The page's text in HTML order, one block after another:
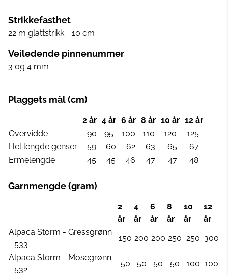
Strikkefasthet
22 m glattstrikk = 10 cm
Veiledende pinnenummer
3 og 4 mm
Plaggets mål (cm)
2 år 4 år 6 år 8 år 10 år 12 år
Overvidde
90 95 100 110 120
125
Hel lengde genser
59 60 62 63 65
67
Ermelengde
45 45 46 47 47 48
Garnmengde (gram)
2
år
4
år
6
år
8
år
10
år
12
år
Alpaca Storm - Gressgrønn
- 533
150 200 200 250 250 300
Alpaca Storm - Mosegrønn
- 532
50 50 50 50 100 100